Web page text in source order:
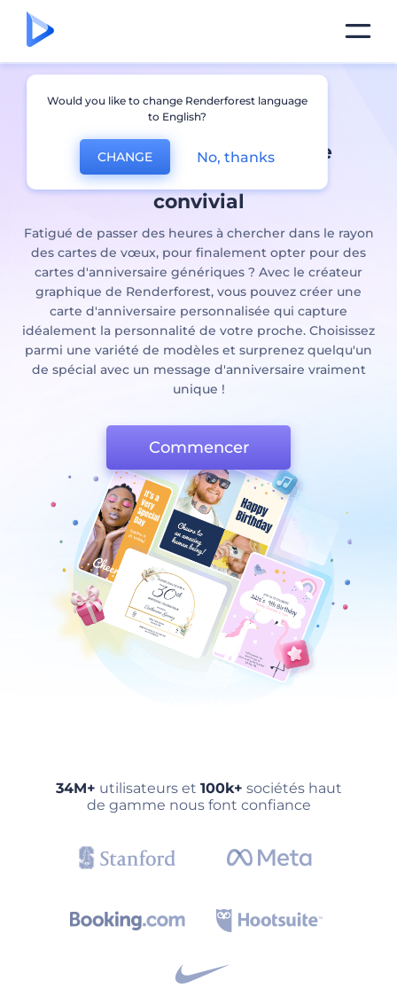
Concevezcartes
d'anniversaire
personnalisées avec notre
créateur graphique
convivial
Fatigué de passer des heures à chercher dans le rayon
des cartes de vœux, pour finalement opter pour des
cartes d'anniversaire génériques ? Avec le créateur
graphique de Renderforest, vous pouvez créer une
carte d'anniversaire personnalisée qui capture
idéalement la personnalité de votre proche. Choisissez
parmi une variété de modèles et surprenez quelqu'un
de spécial avec un message d'anniversaire vraiment
unique !
Commencer
34M+ utilisateurs et 100k+ sociétés haut
de gamme nous font confiance
Would you like to change Renderforest language
to English?
CHANGE No, thanks